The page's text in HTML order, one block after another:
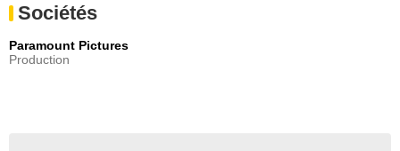
Sociétés
Paramount Pictures
Production